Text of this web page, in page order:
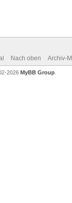
Nach oben Archiv-
2026 MyBB Group